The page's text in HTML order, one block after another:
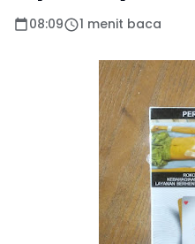
08:09 1 menit baca